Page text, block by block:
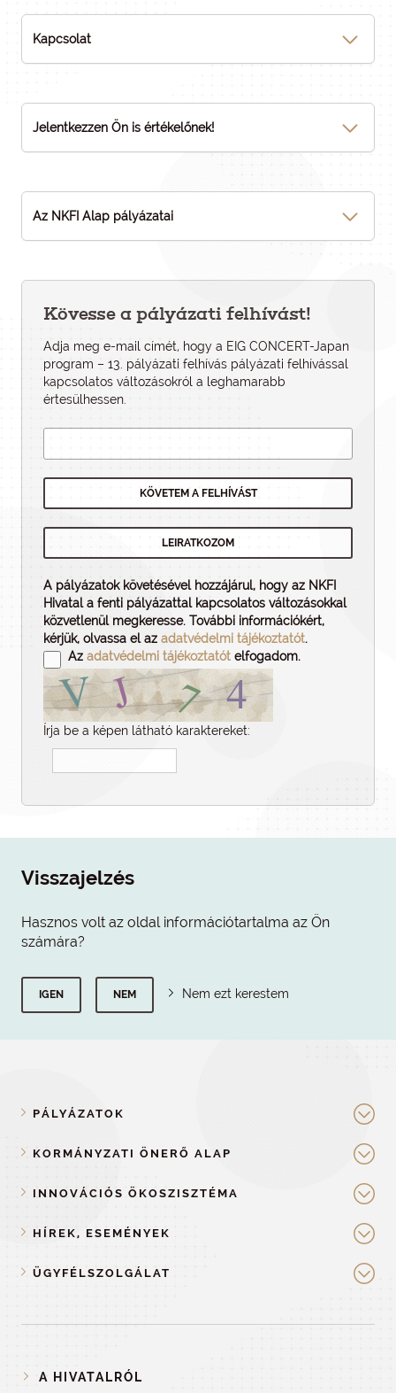
Kapcsolat
Jelentkezzen Ön is értékelőnek!
Az NKFI Alap pályázatai
Kövesse a pályázati felhívást!
Adja meg e-mail címét, hogy a EIG CONCERT-Japan
program – 13. pályázati felhívás pályázati felhí­vással
kapcsolatos változásokról a leghamarabb
értesülhessen.
A pályázatok követésével hozzájárul, hogy az NKFI
Hivatal a fenti pályázattal kapcsolatos változásokkal
közvetlenül megkeresse. További információkért,
kérjük, olvassa el az adatvédelmi tájékoztatót.
Az adatvédelmi tájékoztatót elfogadom.
Írja be a képen látható karaktereket:
Visszajelzés
Hasznos volt az oldal információtartalma az Ön
számára?
IGEN NEM Nem ezt kerestem
PÁLYÁZATOK
KORMÁNYZATI ÖNERŐ ALAP
INNOVÁCIÓS ÖKOSZISZTÉMA
HÍREK, ESEMÉNYEK
ÜGYFÉLSZOLGÁLAT
A HIVATALRÓL